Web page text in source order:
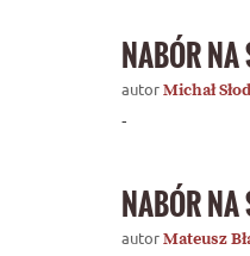
NABÓR NA
autorMichał
-
NABÓR NA
autorMateusz